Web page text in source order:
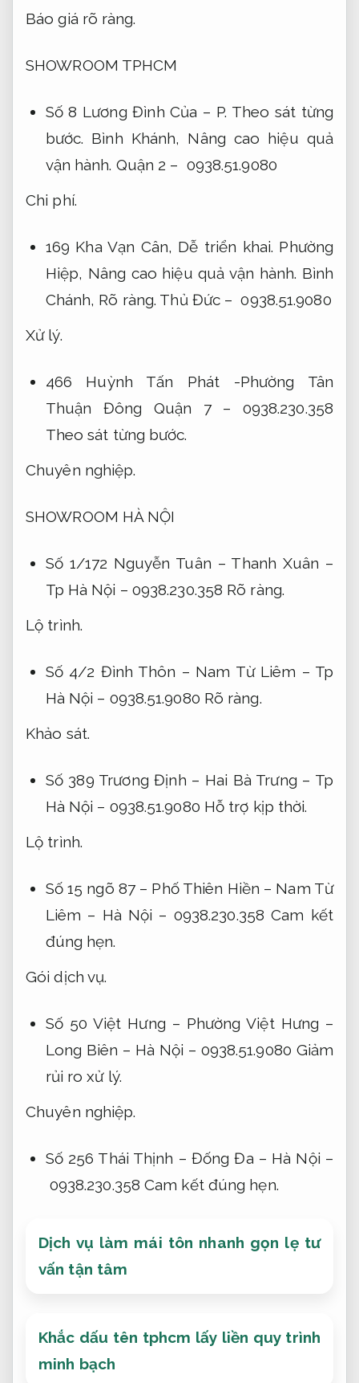
Báo giá rõ ràng.
SHOWROOM TPHCM
Số 8 Lương Đình Của – P. Theo sát từng
bước. Bình Khánh, Nâng cao hiệu quả
vận hành. Quận 2 – 0938.51.9080
Chi phí.
169 Kha Vạn Cân, Dễ triển khai. Phường
Hiệp, Nâng cao hiệu quả vận hành. Bình
Chánh, Rõ ràng. Thủ Đức – 0938.51.9080
Xử lý.
466 Huỳnh Tấn Phát -Phường Tân
Thuận Đông Quận 7 – 0938.230.358
Theo sát từng bước.
Chuyên nghiệp.
SHOWROOM HÀ NỘI
Số 1/172 Nguyễn Tuân – Thanh Xuân –
Tp Hà Nội – 0938.230.358 Rõ ràng.
Lộ trình.
Số 4/2 Đình Thôn – Nam Từ Liêm – Tp
Hà Nội – 0938.51.9080 Rõ ràng.
Khảo sát.
Số 389 Trương Định – Hai Bà Trưng – Tp
Hà Nội – 0938.51.9080 Hỗ trợ kịp thời.
Lộ trình.
Số 15 ngõ 87 – Phố Thiên Hiền – Nam Từ
Liêm – Hà Nội – 0938.230.358Cam kết
đúng hẹn.
Gói dịch vụ.
Số 50 Việt Hưng – Phường Việt Hưng –
Long Biên – Hà Nội – 0938.51.9080 Giảm
rủi ro xử lý.
Chuyên nghiệp.
Số 256 Thái Thịnh – Đống Đa – Hà Nội –
0938.230.358Cam kết đúng hẹn.
Dịch vụ làm mái tôn nhanh gọn lẹ tư
vấn tận tâm
Khắc dấu tên tphcm lấy liền quy trình
minh bạch